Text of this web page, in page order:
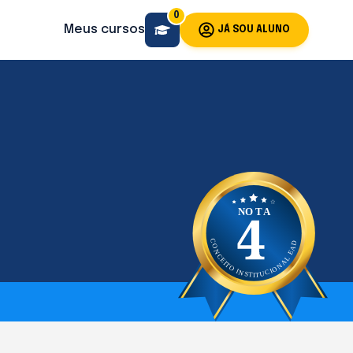
Meus cursos
0
JÁ SOU ALUNO